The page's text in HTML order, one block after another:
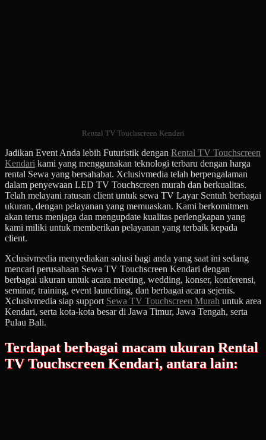
Rental TV Touchscreen Kendari
Jadikan Event Anda lebih Futuristik dengan Rental TV Touchscreen
Kendari kami yang menggunakan teknologi terbaru dengan harga
rental Sewa yang bersahabat. Xclusivmedia telah berpengalaman
dalam penyewaan LED TV Touchscreen murah dan berkualitas.
Telah melayani ratusan client untuk sewa TV Layar Sentuh berbagai
ukuran, dengan pelayanan yang memuaskan. Kami berkomitmen
akan terus menjaga dan mengupdate kualitas perlengkapan yang
kami miliki untuk memberikan pelayanan yang terbaik kepada
client.
Xclusivmedia menyediakan solusi bagi anda yang saat ini sedang
mencari perusahaan Sewa TV Touchscreen Kendari dengan
berbagai ukuran untuk acara meeting, wedding, konser, konferensi,
seminar, training, event launching, dan berbagai acara sejenis.
Xclusivmedia siap support Sewa TV Touchscreen Murah untuk area
Kendari, serta kota-kota besar di Jawa Timur, Jawa Tengah, serta
Pulau Bali.
Terdapat berbagai macam ukuran Rental
TV Touchscreen Kendari, antara lain: